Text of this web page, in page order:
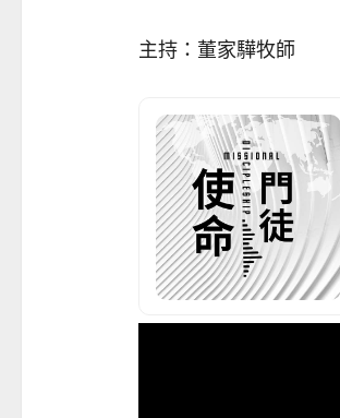
主持：董家驊牧師